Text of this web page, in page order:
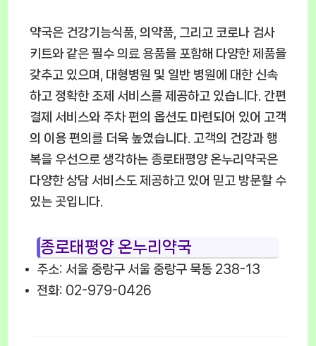
약국은 건강기능식품, 의약품, 그리고 코로나 검사
키트와 같은 필수 의료 용품을 포함해 다양한 제품을
갖추고 있으며, 대형병원 및 일반 병원에 대한 신속
하고 정확한 조제 서비스를 제공하고 있습니다. 간편
결제 서비스와 주차 편의 옵션도 마련되어 있어 고객
의 이용 편의를 더욱 높였습니다. 고객의 건강과 행
복을 우선으로 생각하는 종로태평양 온누리약국은
다양한 상담 서비스도 제공하고 있어 믿고 방문할 수
있는 곳입니다.
종로태평양 온누리약국
주소: 서울 중랑구 서울 중랑구 묵동 238-13
전화: 02-979-0426